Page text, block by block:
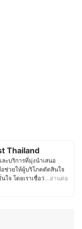
Thailand
ะบริการที่มุ่งนำเสนอ
ช่วยให้ผู้บริโภคตัดสินใจ
ใจ โดยเราเชื่อว่าการ
…อ่านต่อ